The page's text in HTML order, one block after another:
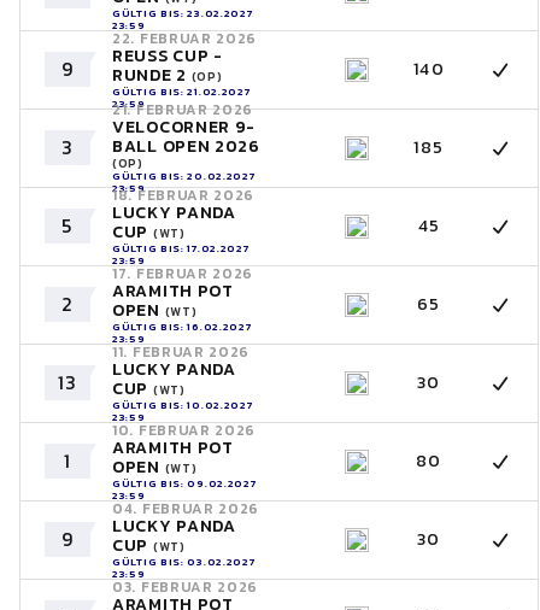
GÜLTIG BIS: 23.02.2027
23:59
9
22. FEBRUAR 2026
REUSS CUP -
RUNDE 2 (OP)
GÜLTIG BIS: 21.02.2027
23:59
140
3
21. FEBRUAR 2026
VELOCORNER 9-
BALL OPEN 2026
(OP)
GÜLTIG BIS: 20.02.2027
23:59
185
5
18. FEBRUAR 2026
LUCKY PANDA
CUP (WT)
GÜLTIG BIS: 17.02.2027
23:59
45
2
17. FEBRUAR 2026
ARAMITH POT
OPEN (WT)
GÜLTIG BIS: 16.02.2027
23:59
65
13
11. FEBRUAR 2026
LUCKY PANDA
CUP (WT)
GÜLTIG BIS: 10.02.2027
23:59
30
1
10. FEBRUAR 2026
ARAMITH POT
OPEN (WT)
GÜLTIG BIS: 09.02.2027
23:59
80
9
04. FEBRUAR 2026
LUCKY PANDA
CUP (WT)
GÜLTIG BIS: 03.02.2027
23:59
30
03. FEBRUAR 2026
ARAMITH POT